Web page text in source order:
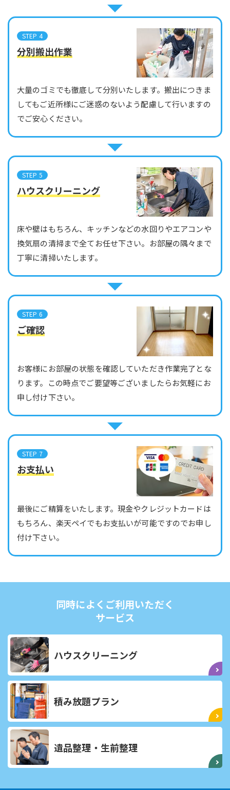
STEP 4
分別搬出作業
大量のゴミでも徹底して分別いたします。搬出につきま
してもご近所様にご迷惑のないよう配慮して行いますの
でご安心ください。
STEP 5
ハウスクリーニング
床や壁はもちろん、キッチンなどの水回りやエアコンや
換気扇の清掃まで全てお任せ下さい。お部屋の隅々まで
丁寧に清掃いたします。
STEP 6
ご確認
お客様にお部屋の状態を確認していただき作業完了とな
ります。この時点でご要望等ございましたらお気軽にお
申し付け下さい。
STEP 7
お支払い
最後にご精算をいたします。現金やクレジットカードは
もちろん、楽天ペイでもお支払いが可能ですのでお申し
付け下さい。
同時によくご利用いただく
サービス
ハウスクリーニング
積み放題プラン
遺品整理・生前整理